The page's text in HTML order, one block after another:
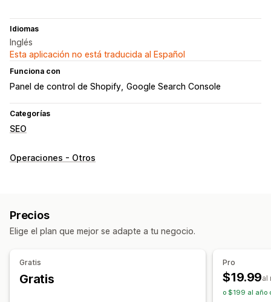
Idiomas
Inglés
Esta aplicación no está traducida al Español
Funciona con
Panel de control de Shopify Google Search Console
Categorías
SEO
Operaciones - Otros
Precios
Elige el plan que mejor se adapte a tu negocio.
Gratis
Gratis
Pro
$19.99al
o $199 al año